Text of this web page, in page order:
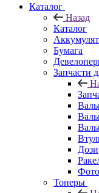
Каталог
Назад
Каталог
Бумага
Запчасти
Валы
Тонеры